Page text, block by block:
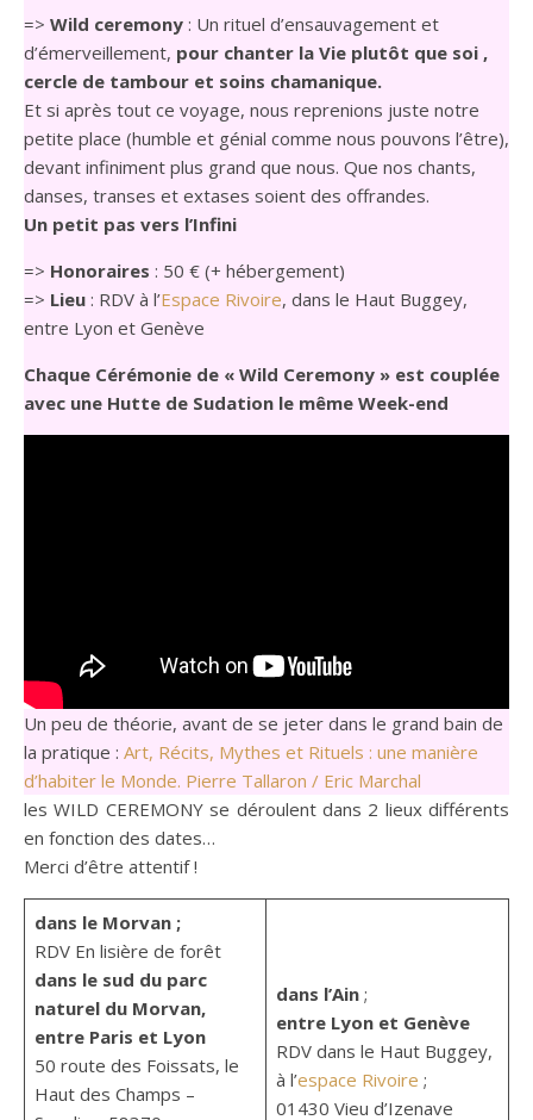
=> Wild ceremony : Un rituel d’ensauvagement et
d’émerveillement, pour chanter la Vie plutôt que soi ,
cercle de tambour et soins chamanique.
Et si après tout ce voyage, nous reprenions juste notre
petite place (humble et génial comme nous pouvons l’être),
devant infiniment plus grand que nous. Que nos chants,
danses, transes et extases soient des offrandes.
Un petit pas vers l’Infini
=> Honoraires : 50 € (+ hébergement)
=> Lieu : RDV à l’Espace Rivoire, dans le Haut Buggey,
entre Lyon et Genève
Chaque Cérémonie de « Wild Ceremony » est couplée
avec une Hutte de Sudation le même Week-end
Un peu de théorie, avant de se jeter dans le grand bain de
la pratique : Art, Récits, Mythes et Rituels : une manière
d’habiter le Monde. Pierre Tallaron / Eric Marchal
les WILD CEREMONY se déroulent dans 2 lieux différents
en fonction des dates…
Merci d’être attentif !
dans le Morvan ;
RDV En lisière de forêt
dans le sud du parc
naturel du Morvan,
entre Paris et Lyon
50 route des Foissats, le
Haut des Champs –
dans l’Ain ;
entre Lyon et Genève
RDV dans le Haut Buggey,
à l’espace Rivoire ;
01430 Vieu d’Izenave
BIENVENUE sur
CHAMANISME.FR
Pour recevoir
nos
propositions
chaque mois,
>>> Cliquez
ici<<<